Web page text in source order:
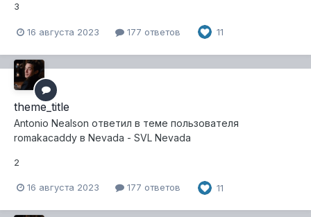
3
16 августа 2023 177 ответов 11
theme_title
Antonio Nealson ответил в теме пользователя
romakacaddy в Nevada - SVL Nevada
2
16 августа 2023 177 ответов 11